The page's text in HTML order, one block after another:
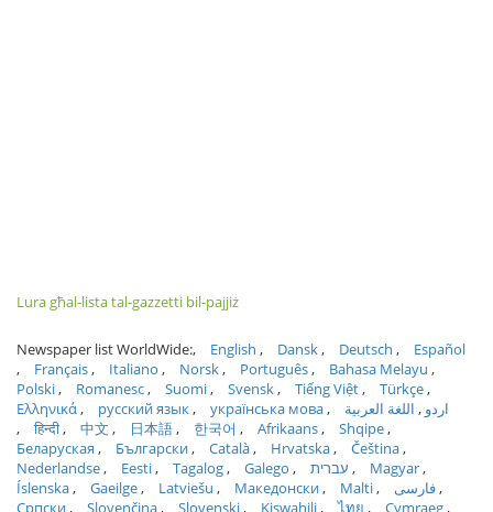
Lura għal-lista tal-gazzetti bil-pajjiż
Newspaper list WorldWide: English Dansk Deutsch
Español
Français
Italiano Norsk Português
Bahasa Melayu
Polski
Romanesc Suomi Svensk Tiếng Việt
Türkçe
Ελληνικά
русский язык українська мова اردو
اللغة العربية
हिन्दी
中文 日本語 한국어 Afrikaans
Shqipe
Беларуская
Български Català Hrvatska
Čeština
Nederlandse
Eesti Tagalog Galego עברית
Magyar
Íslenska
Gaeilge Latviešu Македонски Malti
فارسی
Српски
Slovenčina Slovenski Kiswahili ไทย Cymraeg